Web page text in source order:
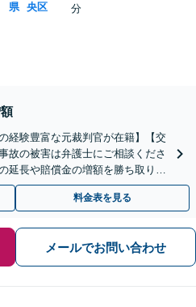
県
央区
分
経験豊富な元裁判官が在籍】【交
故の被害は弁護士にご相談くださ
延長や賠償金の増額を勝ち取りま
どもお任せください。
料金表を見る
メールでお問い合わせ